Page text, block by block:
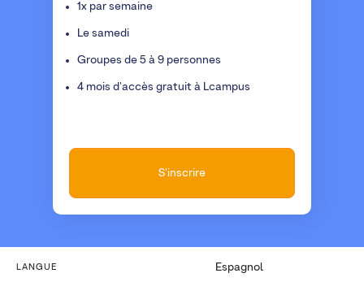
1x par semaine
Le samedi
Groupes de 5 à 9 personnes
4 mois d'accès gratuit à Lcampus
S'inscrire
LANGUE Espagnol